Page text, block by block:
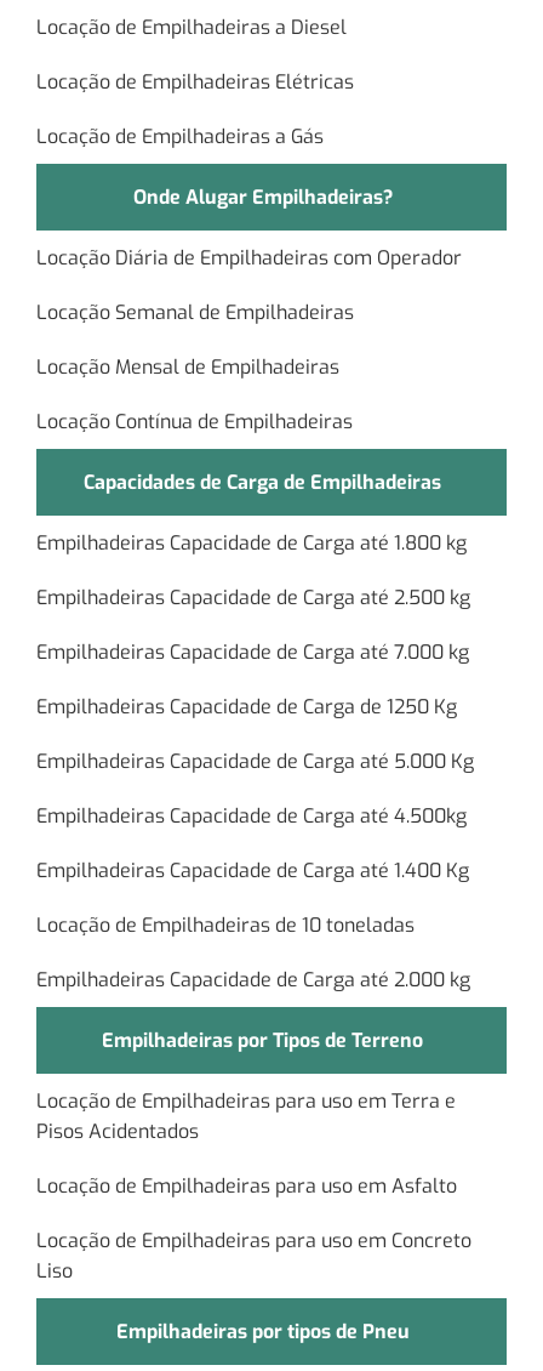
Locação de Empilhadeiras a Diesel
Locação de Empilhadeiras Elétricas
Locação de Empilhadeiras a Gás
Onde Alugar Empilhadeiras?
Locação Diária de Empilhadeiras com Operador
Locação Semanal de Empilhadeiras
Locação Mensal de Empilhadeiras
Locação Contínua de Empilhadeiras
Capacidades de Carga de Empilhadeiras
Empilhadeiras Capacidade de Carga até 1.800 kg
Empilhadeiras Capacidade de Carga até 2.500 kg
Empilhadeiras Capacidade de Carga até 7.000 kg
Empilhadeiras Capacidade de Carga de 1250 Kg
Empilhadeiras Capacidade de Carga até 5.000 Kg
Empilhadeiras Capacidade de Carga até 4.500kg
Empilhadeiras Capacidade de Carga até 1.400 Kg
Locação de Empilhadeiras de 10 toneladas
Empilhadeiras Capacidade de Carga até 2.000 kg
Empilhadeiras por Tipos de Terreno
Locação de Empilhadeiras para uso em Terra e
Pisos Acidentados
Locação de Empilhadeiras para uso em Asfalto
Locação de Empilhadeiras para uso em Concreto
Liso
Empilhadeiras por tipos de Pneu